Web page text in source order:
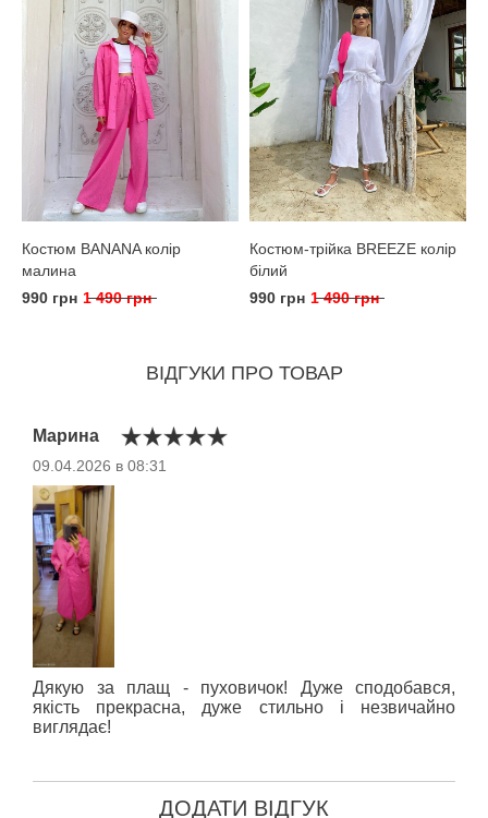
Костюм BANANA колір
малина
990 грн 1 490 грн
Костюм-трійка BREEZE колір
білий
990 грн 1 490 грн
ВІДГУКИ ПРО ТОВАР
Марина
09.04.2026 в 08:31
Дякую за плащ - пуховичок! Дуже сподобався,
якість прекрасна, дуже стильно і незвичайно
виглядає!
ДОДАТИ ВІДГУК